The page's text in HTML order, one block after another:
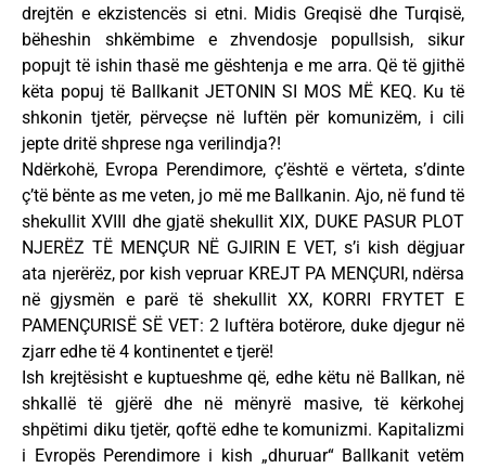
drejtën e ekzistencës si etni. Midis Greqisë dhe Turqisë,
bëheshin shkëmbime e zhvendosje popullsish, sikur
popujt të ishin thasë me gështenja e me arra. Që të gjithë
këta popuj të Ballkanit JETONIN SI MOS MË KEQ. Ku të
shkonin tjetër, përveçse në luftën për komunizëm, i cili
jepte dritë shprese nga verilindja?!
Ndërkohë, Evropa Perendimore, ç’është e vërteta, s’dinte
ç’të bënte as me veten, jo më me Ballkanin. Ajo, në fund të
shekullit XVIII dhe gjatë shekullit XIX, DUKE PASUR PLOT
NJERËZ TË MENÇUR NË GJIRIN E VET, s’i kish dëgjuar
ata njerërëz, por kish vepruar KREJT PA MENÇURI, ndërsa
në gjysmën e parë të shekullit XX, KORRI FRYTET E
PAMENÇURISË SË VET: 2 luftëra botërore, duke djegur në
zjarr edhe të 4 kontinentet e tjerë!
Ish krejtësisht e kuptueshme që, edhe këtu në Ballkan, në
shkallë të gjërë dhe në mënyrë masive, të kërkohej
shpëtimi diku tjetër, qoftë edhe te komunizmi. Kapitalizmi
i Evropës Perendimore i kish „dhuruar“ Ballkanit vetëm